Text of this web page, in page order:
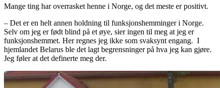
Mange ting har overrasket henne i Norge, og det meste er positivt.
– Det er en helt annen holdning til funksjonshemminger i Norge.
Selv om jeg er født blind på et øye, sier ingen til meg at jeg er
funksjonshemmet. Her regnes jeg ikke som svaksynt engang. I
hjemlandet Belarus ble det lagt begrensninger på hva jeg kan gjøre.
Jeg føler at det definerte meg der.